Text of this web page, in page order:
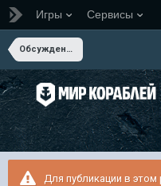
Игры Сервисы
Обсуждение Мира Кораблей
Для публикации в